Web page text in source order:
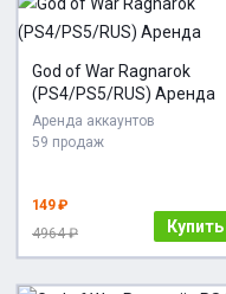
God of War Ragnarok
(PS4/PS5/RUS) Аренда
Аренда аккаунтов
59 продаж
149 ₽
4964 ₽
Купить